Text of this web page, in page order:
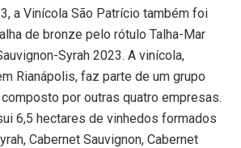
a Vinícola São Patrício também foi
de bronze pelo rótulo Talha-Mar
Syrah 2023. A vinícola,
Rianápolis, faz parte de um grupo
por outras quatro empresas.
6,5 hectares de vinhedos formados
Cabernet Sauvignon, Cabernet